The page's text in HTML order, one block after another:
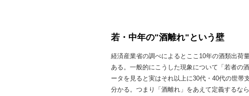
若・中年の"酒離れ"という壁
経済産業省の調べによるとここ10年の酒類出荷
ある。一般的にこうした現象について「若者の
ータを見ると実はそれ以上に30代・40代の世帯
分かる。つまり「酒離れ」をあえて定義するな